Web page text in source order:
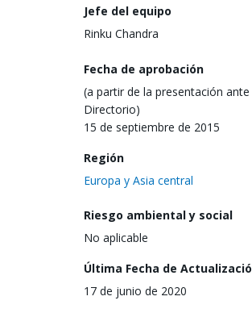
Jefe del equipo
Rinku Chandra
Fecha de aprobación
(a partir de la presentación ante
Directorio)
15 de septiembre de 2015
Región
Europa y Asia central
Riesgo ambiental y social
No aplicable
Última Fecha de
17 de junio de 2020